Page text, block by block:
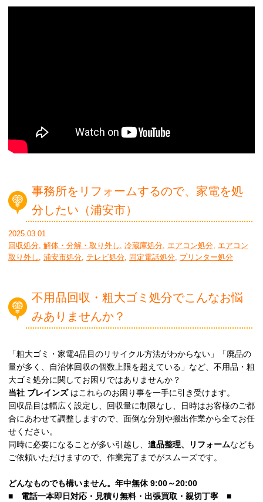
事務所をリフォームするので、家電を処
分したい（浦安市）
2025.03.01
回収処分, 解体・分解・取り外し , 冷蔵庫処分, エアコン処分, エアコン
取り外し , 浦安市処分, テレビ処分, 固定電話処分, プリンター処分
不用品回収・粗大ゴミ処分でこんなお悩
みありませんか？
「粗大ゴミ・家電4品目のリサイクル方法がわからない」「廃品の
量が多く、自治体回収の個数上限を超えている」など、不用品・粗
大ゴミ処分に関してお困りではありませんか？
当社 ブレインズはこれらのお困り事を一手に引き受けます。
回収品目は幅広く設定し、回収量に制限なし、日時はお客様のご都
合にあわせて調整しますので、面倒な分別や搬出作業から全てお任
せください。
同時に必要になることが多い引越し、 遺品整理、リフォームなども
ご依頼いただけますので、作業完了までがスムーズです。
どんなものでも構いません。年中無休 9:00～20:00
■ 電話一本即日対応・見積り無料・出張買取・親切丁寧 ■